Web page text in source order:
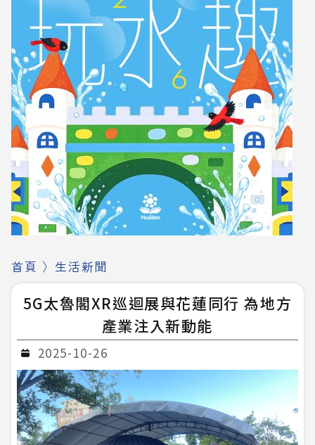
首頁 〉 生活新聞
5G太魯閣XR巡迴展與花蓮同行 為地方
產業注入新動能
2025-10-26